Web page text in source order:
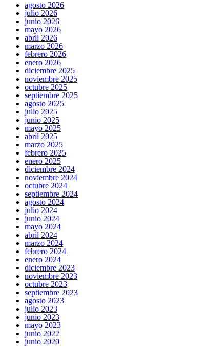
agosto 2026
julio 2026
junio 2026
mayo 2026
abril 2026
marzo 2026
febrero 2026
enero 2026
diciembre 2025
noviembre 2025
octubre 2025
septiembre 2025
agosto 2025
julio 2025
junio 2025
mayo 2025
abril 2025
marzo 2025
febrero 2025
enero 2025
diciembre 2024
noviembre 2024
octubre 2024
septiembre 2024
agosto 2024
julio 2024
junio 2024
mayo 2024
abril 2024
marzo 2024
febrero 2024
enero 2024
diciembre 2023
noviembre 2023
octubre 2023
septiembre 2023
agosto 2023
julio 2023
junio 2023
mayo 2023
junio 2022
junio 2020